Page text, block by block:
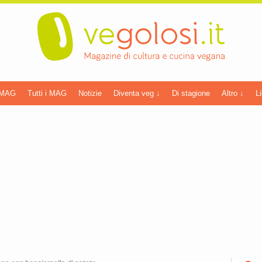
Tutti i MAG Notizie Diventa veg ↓ Di stagione Altro ↓